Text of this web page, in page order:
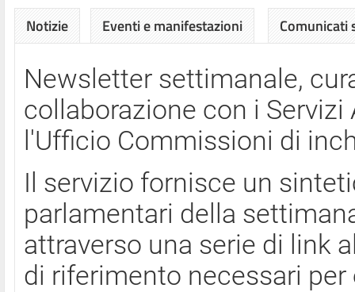
Notizie Eventi e manifestazioni Comunicati
Newsletter settimanale,
collaborazione con i
l'Ufficio Commissioni di
Il servizio fornisce un
parlamentari della
attraverso una serie di link
di riferimento necessari